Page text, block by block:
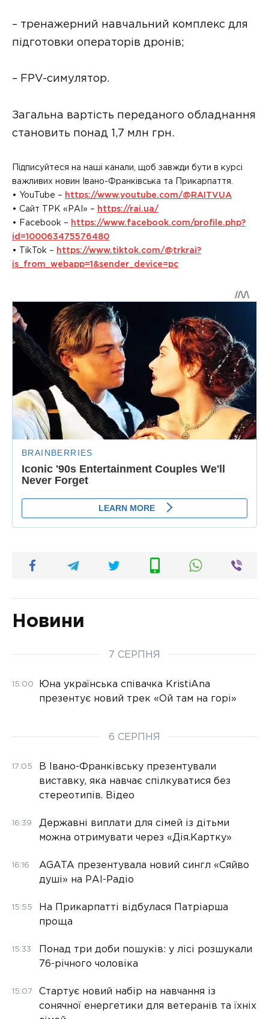
– тренажерний навчальний комплекс для
підготовки операторів дронів;
– FPV-симулятор.
Загальна вартість переданого обладнання
становить понад 1,7 млн грн.
Підписуйтеся на наші канали, щоб завжди бути в курсі
важливих новин Івано-Франківська та Прикарпаття.
• YouTube – https://www.youtube.com/@RAITVUA
• Сайт ТРК «РАІ» – https://rai.ua/
• Facebook – https://www.facebook.com/profile.php?
id=100063475576480
• TikTok – https://www.tiktok.com/@trkrai?
is_from_webapp=1&sender_device=pc
Новини
7 СЕРПНЯ
15:00
Юна українська співачка KristiAna
презентує новий трек «Ой там на горі»
6 СЕРПНЯ
17:05
В Івано-Франківську презентували
виставку, яка навчає спілкуватися без
стереотипів. Відео
16:39
Державні виплати для сімей із дітьми
можна отримувати через «Дія.Картку»
16:16
AGATA презентувала новий сингл «Сяйво
душі» на РАІ-Радіо
15:55
На Прикарпатті відбулася Патріарша
проща
15:33
Понад три доби пошуків: у лісі розшукали
76-річного чоловіка
15:07
Стартує новий набір на навчання із
сонячної енергетики для ветеранів та їхніх